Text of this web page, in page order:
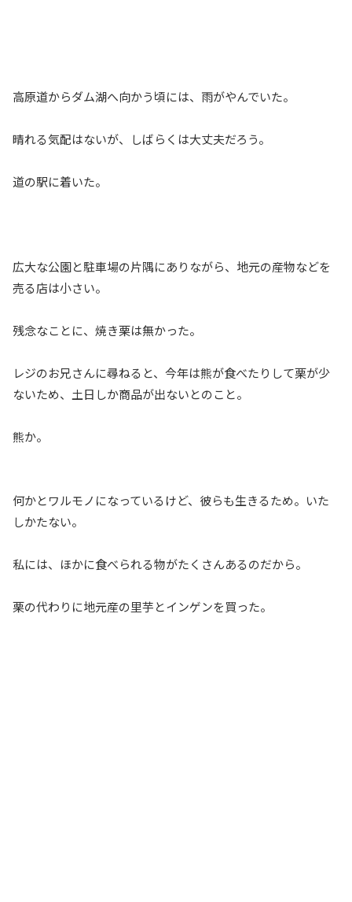
高原道からダム湖へ向かう頃には、雨がやんでいた。
晴れる気配はないが、しばらくは大丈夫だろう。
道の駅に着いた。
広大な公園と駐車場の片隅にありながら、地元の産物などを
売る店は小さい。
残念なことに、焼き栗は無かった。
レジのお兄さんに尋ねると、今年は熊が食べたりして栗が少
ないため、土日しか商品が出ないとのこと。
熊か。
何かとワルモノになっているけど、彼らも生きるため。いた
しかたない。
私には、ほかに食べられる物がたくさんあるのだから。
栗の代わりに地元産の里芋とインゲンを買った。